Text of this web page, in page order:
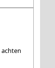
achten